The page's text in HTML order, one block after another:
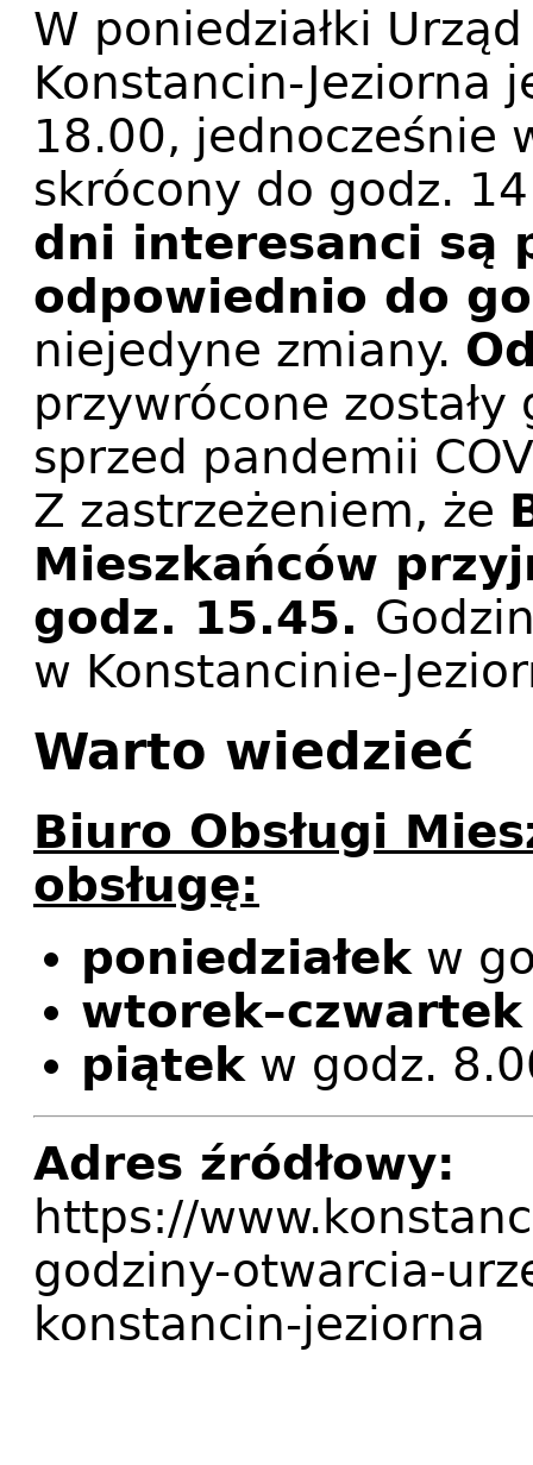
W poniedziałki
Konstancin-Jeziorna
18.00, jednocześnie
skrócony do godz.
dni interesanci są
odpowiednio do
niejedyne zmiany.
przywrócone
sprzed pandemii
Z zastrzeżeniem, że
Mieszkańców
godz. 15.45.
w Konstancinie-
Warto wiedzieć
Biuro Obsługi
obsługę:
poniedziałek w
wtorek–czwartek
piątek w godz.
Adres źródłowy:
https://
godziny-otwarcia-
konstancin-jeziorna